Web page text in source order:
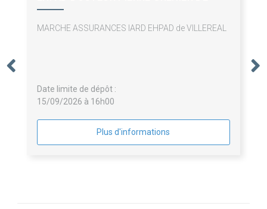
MARCHE ASSURANCES IARD EHPAD de VILLEREAL
Date limite de dépôt :
15/09/2026 à 16h00
Plus d'informations